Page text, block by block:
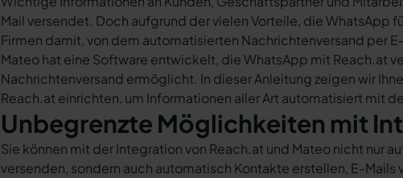
Mail versendet. Doch aufgrund der vielen Vorteile, die WhatsApp
Firmen damit, von dem automatisierten Nachrichtenversand per
Mateo hat eine Software entwickelt, die WhatsApp mit Reach.at
Nachrichtenversand ermöglicht. In dieser Anleitung zeigen wir
Reach.at einrichten, um Informationen aller Art automatisiert mit
Unbegrenzte Möglichkeiten mit
Sie können mit der Integration von Reach.at und Mateo nicht nur
versenden, sondern auch automatisch Kontakte erstellen, E-